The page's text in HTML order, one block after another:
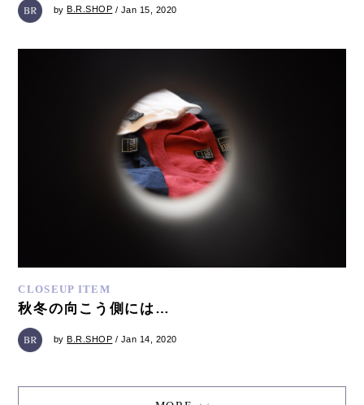
by B.R.SHOP / Jan 15, 2020
CLOSEUP ITEM
秋冬の向こう側には…
byB.R.SHOP / Jan 14, 2020